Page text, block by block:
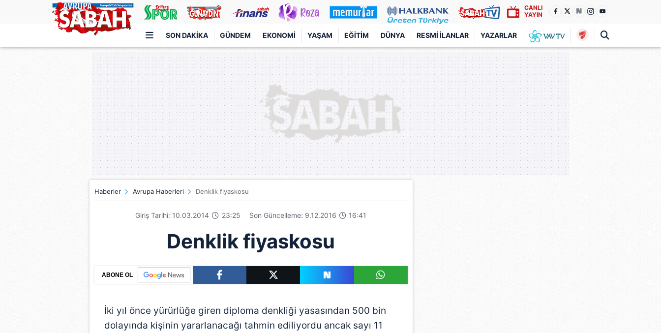
CANLI
YAYIN
SON DAKIKA GÜNDEM EKONOMI YAŞAM EĞITIM DÜNYA RESMI İLANLAR YAZARLAR
Türkiye'nin en iyi haber sitesi
Haberler Avrupa Haberleri Denklik fiyaskosu
Giriş Tarihi: 10.03.2014 23:25 Son Güncelleme: 9.12.2016 16:41
Denklik fiyaskosu
ABONE OL
İki yıl önce yürürlüğe giren diploma denkliği yasasından 500 bin
dolayında kişinin yararlanacağı tahmin ediliyordu ancak sayı 11